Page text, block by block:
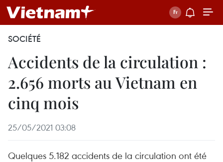
SOCIÉTÉ
Accidents de la circulation :
2.656 morts au Vietnam en
cinq mois
25/05/2021 03:08
Quelques 5.182 accidents de la circulation ont été